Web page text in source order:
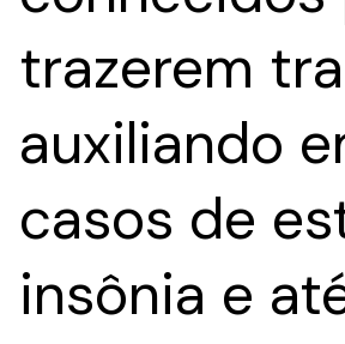
trazerem
auxiliando
casos de
insônia e